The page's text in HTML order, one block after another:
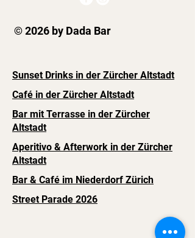
© 2026 by Dada Bar
Sunset Drinks in der Zürcher Altstadt
Café in der Zürcher Altstadt
Bar mit Terrasse in der Zürcher
Altstadt
Aperitivo & Afterwork in der Zürcher
Altstadt
Bar & Café im Niederdorf Zürich
Street Parade 2026